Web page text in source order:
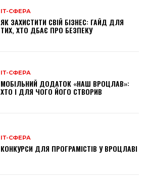
ІТ-СФЕРА
ЯК ЗАХИСТИТИ СВІЙ БІЗНЕС: ГАЙД ДЛЯ
ТИХ, ХТО ДБАЄ ПРО БЕЗПЕКУ
ІТ-СФЕРА
МОБІЛЬНИЙ ДОДАТОК «НАШ ВРОЦЛАВ»:
ХТО І ДЛЯ ЧОГО ЙОГО СТВОРИВ
ІТ-СФЕРА
КОНКУРСИ ДЛЯ ПРОГРАМІСТІВ У ВРОЦЛАВІ